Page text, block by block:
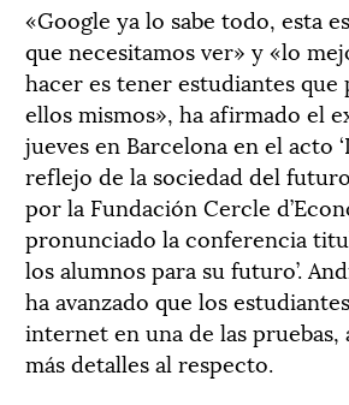
«Google ya lo sabe todo, esta
que necesitamos ver» y «lo
hacer es tener estudiantes que
ellos mismos», ha afirmado el
jueves en Barcelona en el acto
reflejo de la sociedad del
por la Fundación Cercle
pronunciado la conferencia
los alumnos para su futuro’.
ha avanzado que los
internet en una de las pruebas,
más detalles al respecto.